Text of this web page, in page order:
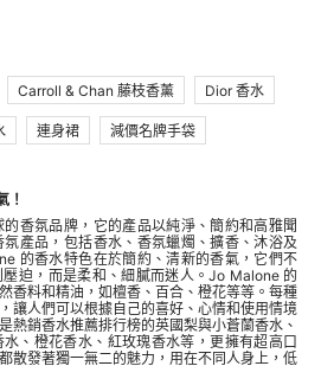
Carroll & Chan 藤枝香薰 Dior 香水
連身裙 減價名牌手袋
！
香氛品牌，它的產品以純淨、簡約和高雅聞
產品，包括香水、香氛蠟燭、擴香、沐浴及
的香水特色在於簡約、清新的香氣，它們不
迫，而是柔和、細膩而迷人。Jo Malone 的
香料和精油，如檀香、百合、橙花等等。每種
讓人們可以根據自己的喜好、心情和使用情境
熱銷香水推薦排行榜的英國梨與小蒼蘭香水、
、橙花香水、紅玫瑰香水等，更擁有超高口
散發著獨一無二的魅力，用在不同人身上，低